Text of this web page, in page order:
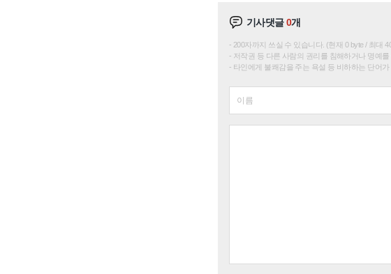
기사댓글0개
200자까지 쓰실 수 있습니다. (현재 0 byte / 최대
저작권 등 다른 사람의 권리를 침해하거나 명예
타인에게 불쾌감을 주는 욕설 등 비하하는 단어